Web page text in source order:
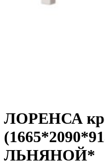
ЛОРЕНСА
ЛЬНЯНОЙ*